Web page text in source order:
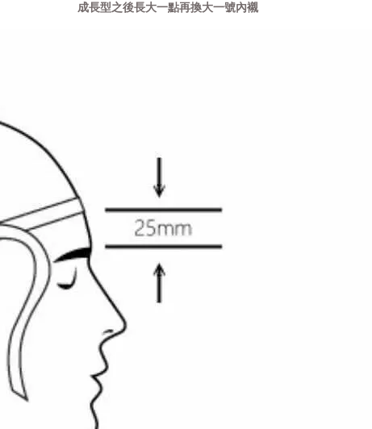
成長型之後長大一點再換大一號內襯